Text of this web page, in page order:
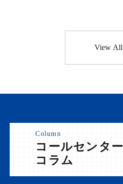
View All
Column
コールセンター
コラム